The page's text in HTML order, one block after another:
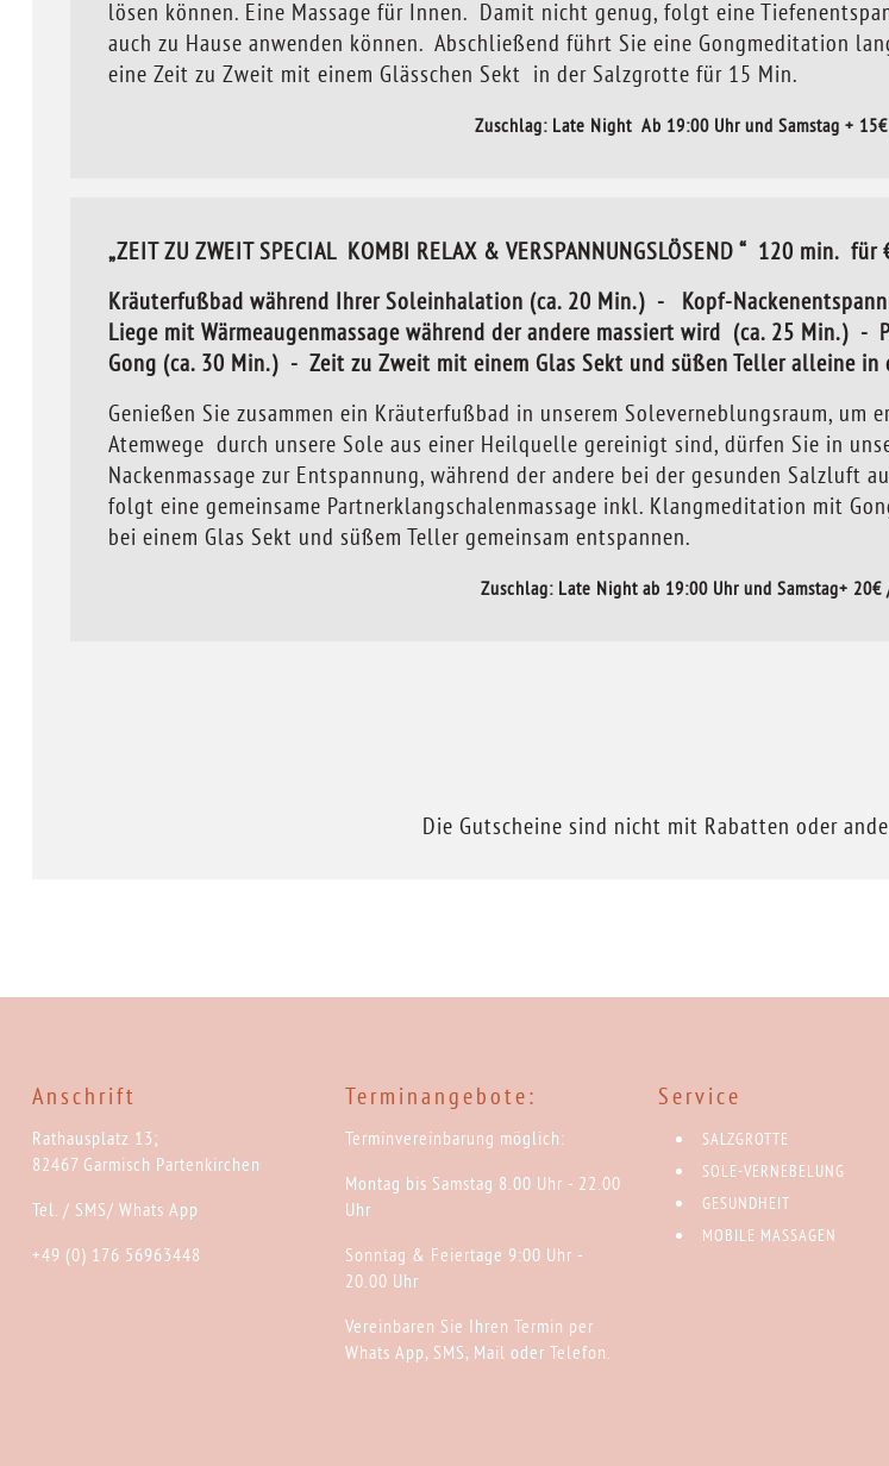
lösen können. Eine Massage für Innen. Damit nicht genug, folgt eine
auch zu Hause anwenden können. Abschließend führt Sie eine Gongmeditation
eine Zeit zu Zweit mit einem Glässchen Sekt in der Salzgrotte für 15 Min.
Zuschlag: Late Night Ab 19:00 Uhr und Samstag +
„ZEIT ZU ZWEIT SPECIAL KOMBI RELAX & VERSPANNUNGSLÖSEND “ 120 min.
Kräuterfußbad während Ihrer Soleinhalation (ca. 20 Min.) - Kopf-
Liege mit Wärmeaugenmassage während der andere massiert wird (ca. 25 Min.)
Gong (ca. 30 Min.) - Zeit zu Zweit mit einem Glas Sekt und süßen Teller alleine in
Genießen Sie zusammen ein Kräuterfußbad in unserem Soleverneblungsraum,
Atemwege durch unsere Sole aus einer Heilquelle gereinigt sind, dürfen Sie in
Nackenmassage zur Entspannung, während der andere bei der gesunden Salzluft
folgt eine gemeinsame Partnerklangschalenmassage inkl. Klangmeditation mit
bei einem Glas Sekt und süßem Teller gemeinsam entspannen.
Zuschlag: Late Night ab 19:00 Uhr und Samstag+
Die Gutscheine sind nicht mit Rabatten oder
Anschrift
Rathausplatz 13;
82467 Garmisch Partenkirchen
Tel. / SMS/ Whats App
+49 (0) 176 56963448
Terminangebote:
Terminvereinbarung möglich:
Montag bis Samstag 8.00 Uhr - 22.00
Uhr
Sonntag & Feiertage 9:00 Uhr -
20.00 Uhr
Vereinbaren Sie Ihren Termin per
Whats App, SMS, Mail oder Telefon.
Service
SALZGROTTE
SOLE-VERNEBELUNG
GESUNDHEIT
MOBILE MASSAGEN